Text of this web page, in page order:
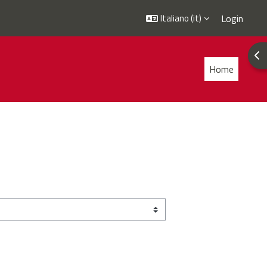
Italiano ‎(it)‎ Login
Home